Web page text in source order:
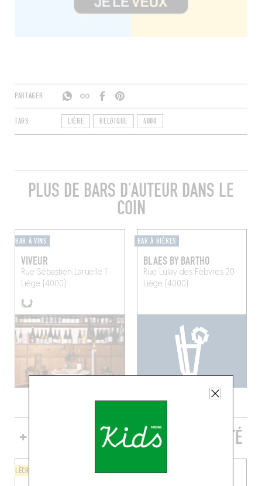
PARTAGER
TAGS LIÈGE BELGIQUE 4000
PLUS DE BARS D’AUTEUR DANS LE
COIN
BAR À VINS
VIVEUR
Rue Sébastien Laruelle 1
Liège (4000)
BAR À BIÈRES
BLAES BY BARTHO
Rue Lulay des Fèbvres 20
Liège (4000)
+ DE TABLES DE GENRE À PROXIMITÉ
LÈCHE-DOIGTS PIZZA